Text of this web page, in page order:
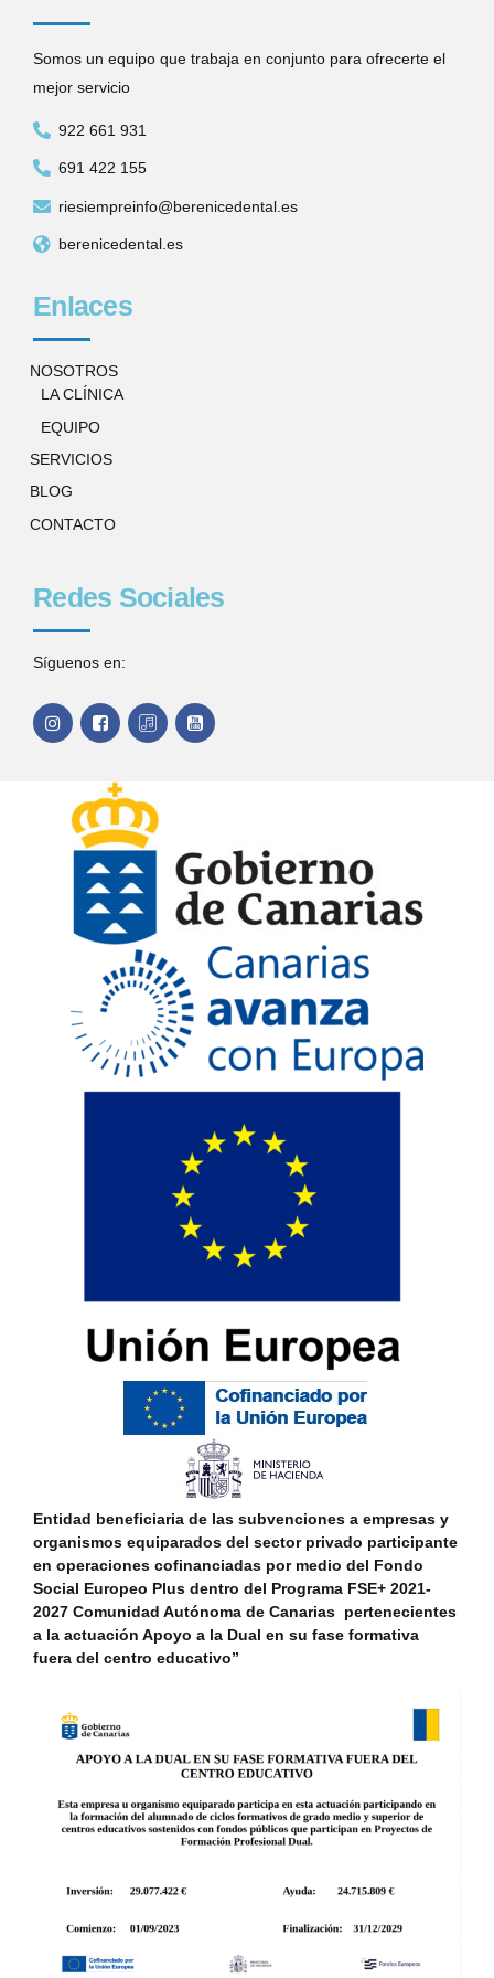
Somos un equipo que trabaja en conjunto para ofrecerte el
mejor servicio
922 661 931
691 422 155
riesiempreinfo@berenicedental.es
berenicedental.es
Enlaces
NOSOTROS
LA CLÍNICA
EQUIPO
SERVICIOS
BLOG
CONTACTO
Redes Sociales
Síguenos en:
Entidad beneficiaria de las subvenciones a empresas y
organismos equiparados del sector privado participante
en operaciones cofinanciadas por medio del Fondo
Social Europeo Plus dentro del Programa FSE+ 2021-
2027 Comunidad Autónoma de Canarias pertenecientes
a la actuación Apoyo a la Dual en su fase formativa
fuera del centro educativo”